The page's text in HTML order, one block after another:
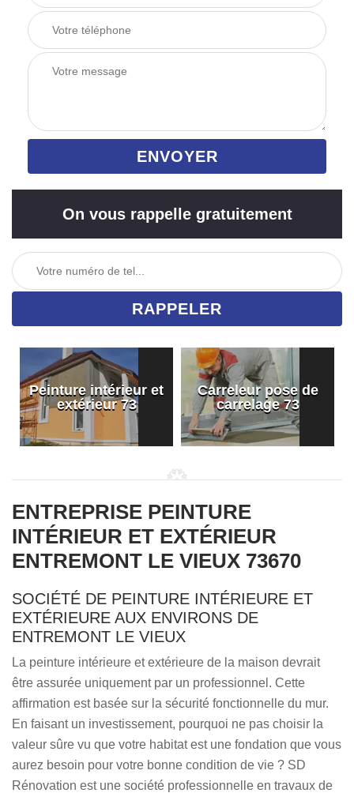
On vous rappelle gratuitement
Peinture intérieur et
extérieur 73
Carreleur pose de
carrelage 73
ENTREPRISE PEINTURE
INTÉRIEUR ET EXTÉRIEUR
ENTREMONT LE VIEUX 73670
SOCIÉTÉ DE PEINTURE INTÉRIEURE ET
EXTÉRIEURE AUX ENVIRONS DE
ENTREMONT LE VIEUX
La peinture intérieure et extérieure de la maison devrait
être assurée uniquement par un professionnel. Cette
affirmation est basée sur la sécurité fonctionnelle du mur.
En faisant un investissement, pourquoi ne pas choisir la
valeur sûre vu que votre habitat est une fondation que vous
aurez besoin pour votre bonne condition de vie ? SD
Rénovation est une société professionnelle en travaux de